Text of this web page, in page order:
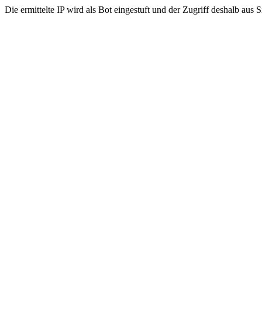
Die ermittelte IP wird als Bot eingestuft und der Zugriff deshalb aus